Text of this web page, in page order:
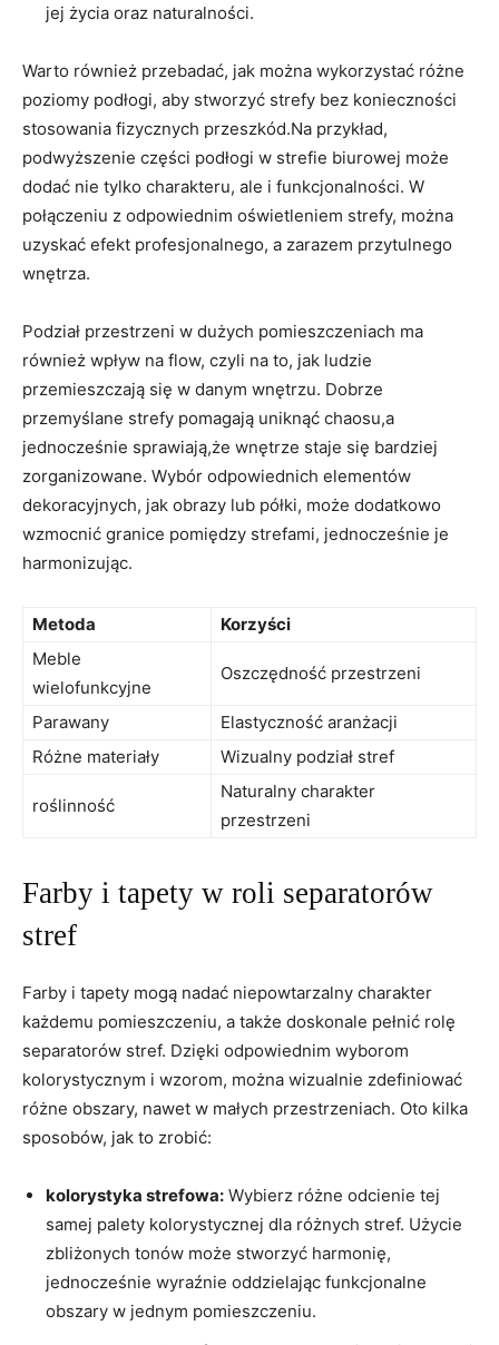
jej życia oraz naturalności.
Warto ‌również przebadać, jak można⁣ wykorzystać różne
poziomy podłogi, aby stworzyć strefy bez konieczności
stosowania fizycznych‌ przeszkód.Na przykład,
podwyższenie części podłogi w strefie biurowej może
dodać nie tylko charakteru, ale i funkcjonalności. W
połączeniu z odpowiednim oświetleniem strefy,​ można
uzyskać efekt profesjonalnego, a‍ zarazem przytulnego
wnętrza.
Podział przestrzeni w dużych pomieszczeniach ma
również wpływ na flow, czyli na to, jak ludzie‍
przemieszczają się w danym‍ wnętrzu. Dobrze
przemyślane strefy pomagają uniknąć chaosu,a
jednocześnie sprawiają,że wnętrze staje się bardziej
zorganizowane. Wybór odpowiednich elementów
dekoracyjnych, jak obrazy lub półki, może dodatkowo
wzmocnić granice pomiędzy strefami, jednocześnie je
harmonizując.
Metoda
Korzyści
Meble
wielofunkcyjne
Oszczędność przestrzeni
Parawany
Elastyczność aranżacji
Różne materiały
Wizualny podział stref
roślinność
Naturalny charakter
przestrzeni
Farby i tapety w roli separatorów
stref
Farby i tapety mogą nadać niepowtarzalny charakter
każdemu pomieszczeniu, a także doskonale pełnić rolę
separatorów stref. Dzięki odpowiednim wyborom
kolorystycznym⁢ i wzorom, można wizualnie zdefiniować
różne obszary, nawet w małych przestrzeniach. Oto kilka
⁤sposobów, jak to zrobić:
kolorystyka strefowa: Wybierz‍ różne odcienie tej
samej palety kolorystycznej dla różnych stref. Użycie
zbliżonych tonów może stworzyć harmonię,
jednocześnie wyraźnie oddzielając funkcjonalne
obszary w ⁤jednym pomieszczeniu.